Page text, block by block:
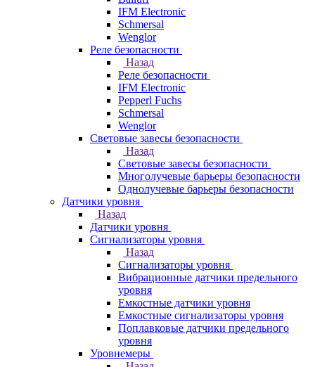
IFM Electronic
Schmersal
Wenglor
Реле безопасности
Назад
Реле безопасности
IFM Electronic
Pepperl Fuchs
Schmersal
Wenglor
Световые завесы безопасности
Назад
Световые завесы безопасности
Многолучевые барьеры безопасности
Однолучевые барьеры безопасности
Датчики уровня
Назад
Датчики уровня
Сигнализаторы уровня
Назад
Сигнализаторы уровня
Вибрационные датчики предельного
уровня
Емкостные датчики уровня
Емкостные сигнализаторы уровня
Поплавковые датчики предельного
уровня
Уровнемеры